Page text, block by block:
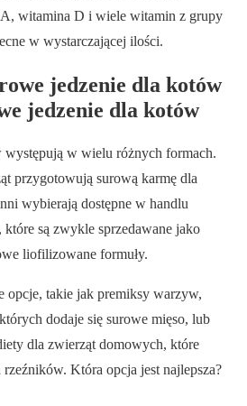
witamina D i wiele witamin z grupy
w wystarczającej ilości.
jedzenie dla kotów
jedzenie dla kotów
w wielu różnych formach.
przygotowują surową karmę dla
wybierają dostępne w handlu
są zwykle sprzedawane jako
liofilizowane formuły.
opcje, takie jak premiksy warzyw,
dodaje się surowe mięso, lub
dla zwierząt domowych, które
Która opcja jest najlepsza?